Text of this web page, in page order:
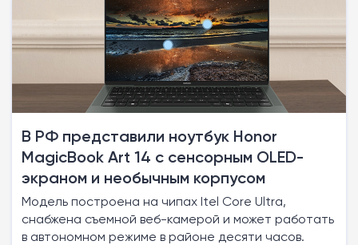
В РФ представили ноутбук Honor
MagicBook Art 14 с сенсорным OLED-
экраном и необычным корпусом
Модель построена на чипах Itel Core Ultra,
снабжена съемной веб-камерой и может работать
в автономном режиме в районе десяти часов.